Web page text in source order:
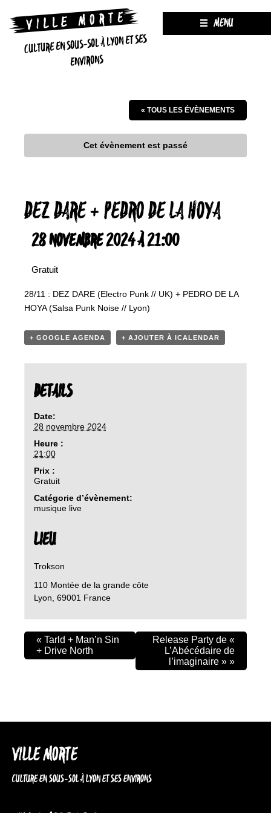
CULTURE EN SOUS-SOL À LYON ET SES
ENVIRONS
MENU
« TOUS LES ÉVÈNEMENTS
Cet évènement est passé
DEZ DARE + PEDRO DE LA HOYA
28 NOVEMBRE 2024 À 21:00
Gratuit
28/11 : DEZ DARE (Electro Punk // UK) + PEDRO DE LA
HOYA (Salsa Punk Noise // Lyon)
+ GOOGLE AGENDA + AJOUTER À ICALENDAR
DETAILS
Date:
28 novembre 2024
Heure :
21:00
Prix :
Gratuit
Catégorie d’évènement:
musique live
LIEU
Trokson
110 Montée de la grande côte
Lyon 69001 France
« Tarld + Man’n Sin
+ Drive North
Release Party de «
L’Abécédaire de
l’imaginaire » »
VILLE MORTE
CULTURE EN SOUS-SOL À LYON ET SES ENVIRONS